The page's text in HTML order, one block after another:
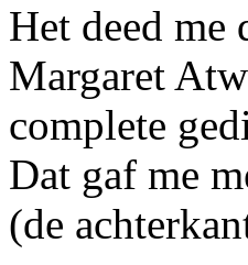
Het deed me
Margaret
complete
Dat gaf me
(de